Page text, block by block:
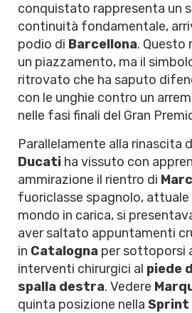
conquistato rappresenta un
continuità fondamentale,
podio di Barcellona. Questo
un piazzamento, ma il
ritrovato che ha saputo
con le unghie contro un
nelle fasi finali del Gran
Parallelamente alla rinascita
Ducati ha vissuto con
ammirazione il rientro di
fuoriclasse spagnolo, attuale
mondo in carica, si
aver saltato appuntamenti
in Catalogna per sottoporsi
interventi chirurgici al piede
spalla destra. Vedere
quinta posizione nella Sprint